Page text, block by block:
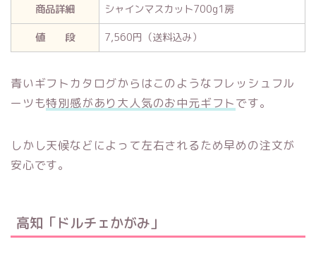
商品詳細
シャインマスカット700g1房
値 段
7,560円（送料込み）
青いギフトカタログからはこのようなフレッシュフル
ーツも特別感があり大人気のお中元ギフトです。
しかし天候などによって左右されるため早めの注文が
安心です。
高知「ドルチェかがみ」